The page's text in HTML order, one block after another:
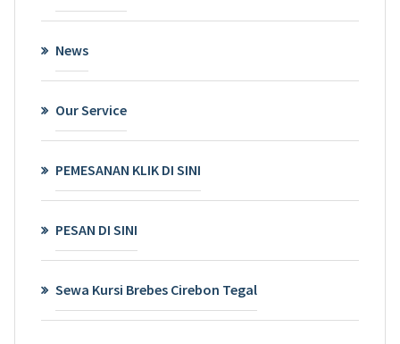
News
Our Service
PEMESANAN KLIK DI SINI
PESAN DI SINI
Sewa Kursi Brebes Cirebon Tegal